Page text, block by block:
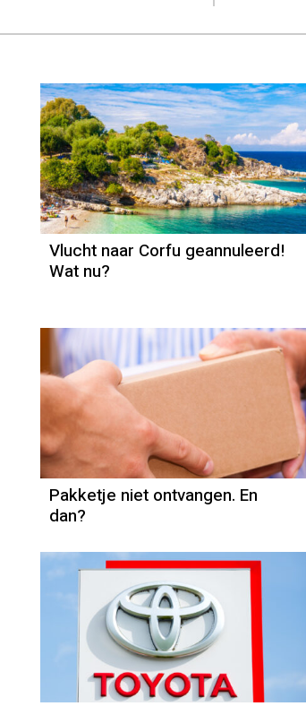
Column
Jeanine Janssen
Vlucht naar Corfu geannuleerd!
Wat nu?
Column
Jeanine Janssen
Pakketje niet ontvangen. En
dan?